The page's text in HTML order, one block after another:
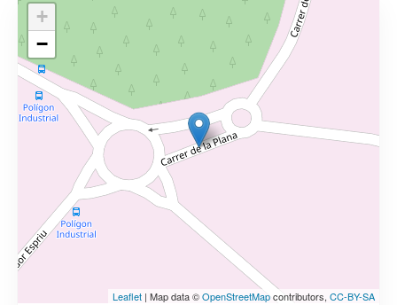
+
−
Leaflet | Map data ©OpenStreetMapcontributors, CC-BY-SA